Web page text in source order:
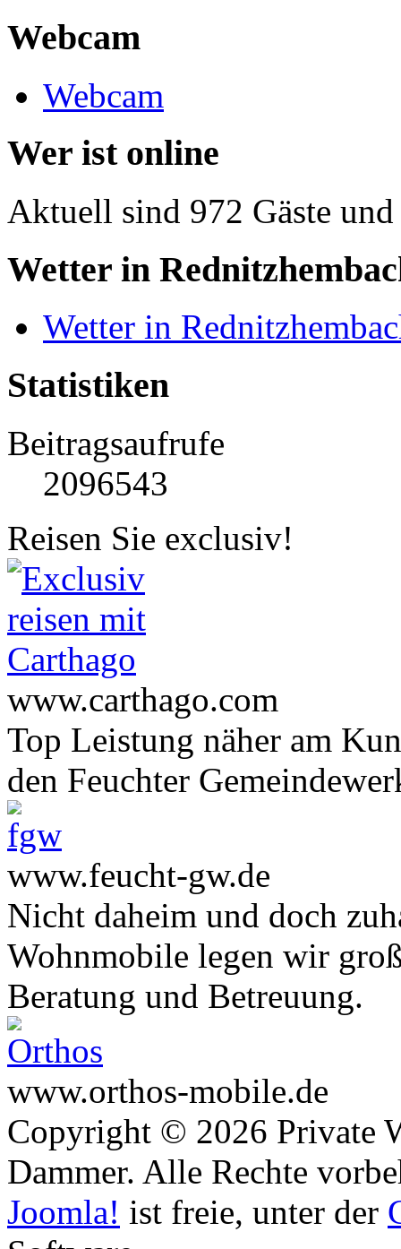
Webcam
Webcam
Wer ist online
Aktuell sind 972 Gäste
Wetter in
Wetter in
Statistiken
Beitragsaufrufe
2096543
Reisen Sie exclusiv!
www.carthago.com
Top Leistung näher am
den Feuchter
www.feucht-gw.de
Nicht daheim und doch
Wohnmobile legen wir
Beratung und Betreuung.
www.orthos-mobile.de
Copyright © 2026 Private
Dammer. Alle Rechte
Joomla! ist freie, unter der